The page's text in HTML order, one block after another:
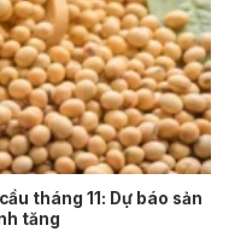
tháng 11: Dự báo sản
tăng